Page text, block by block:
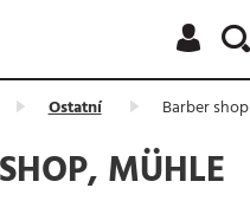
Ostatní Barber shop
MÜHLE